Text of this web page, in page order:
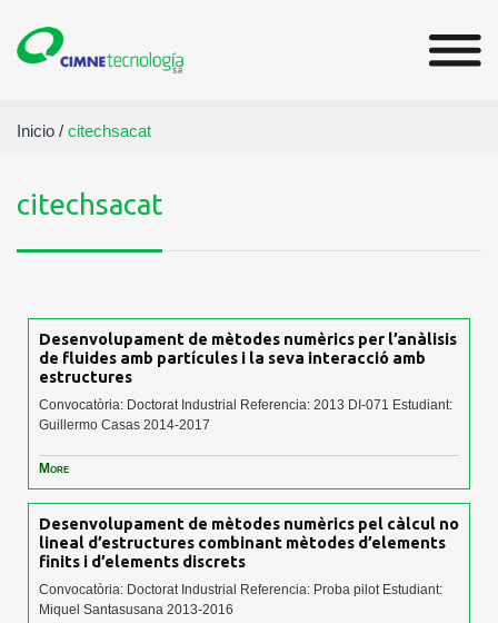
Inicio / citechsacat
citechsacat
Desenvolupament de mètodes numèrics per l’anàlisis
de fluides amb partícules i la seva interacció amb
estructures
Convocatòria: Doctorat Industrial Referencia: 2013 DI-071 Estudiant:
Guillermo Casas 2014-2017
More
Desenvolupament de mètodes numèrics pel càlcul no
lineal d’estructures combinant mètodes d’elements
finits i d’elements discrets
Convocatòria: Doctorat Industrial Referencia: Proba pilot Estudiant:
Miquel Santasusana 2013-2016